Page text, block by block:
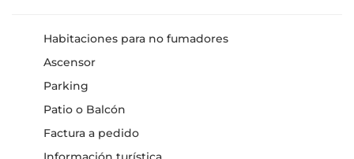
Habitaciones para no fumadores
Ascensor
Parking
Patio o Balcón
Factura a pedido